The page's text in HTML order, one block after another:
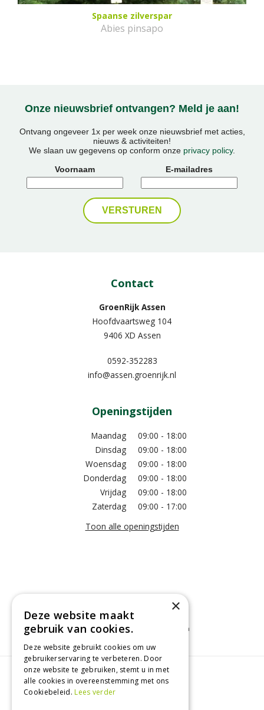
Spaanse zilverspar
Abies pinsapo
Onze nieuwsbrief ontvangen? Meld je aan!
Ontvang ongeveer 1x per week onze nieuwsbrief met acties,
nieuws & activiteiten!
We slaan uw gegevens op conform onze privacy policy.
Voornaam
E-mailadres
Contact
GroenRijk Assen
Hoofdvaartsweg 104
9406 XD Assen
0592-352283
info@assen.groenrijk.nl
Openingstijden
Maandag
09:00 - 18:00
Dinsdag
09:00 - 18:00
Woensdag
09:00 - 18:00
Donderdag
09:00 - 18:00
Vrijdag
09:00 - 18:00
Zaterdag
09:00 - 17:00
Toon alle openingstijden
Tuincentrum Kamerplanten Tuinplanten
© Groenrijk Assen
Green Solutions
×
Deze website maakt
gebruik van cookies.
Deze website gebruikt cookies om uw
gebruikerservaring te verbeteren. Door
onze website te gebruiken, stemt u in met
alle cookies in overeenstemming met ons
Cookiebeleid.Lees verder